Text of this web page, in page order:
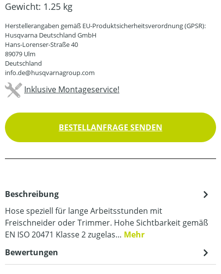
Gewicht: 1.25 kg
Herstellerangaben gemäß EU-Produktsicherheitsverordnung (GPSR):
Husqvarna Deutschland GmbH
Hans-Lorenser-Straße 40
89079 Ulm
Deutschland
info.de@husqvarnagroup.com
Inklusive Montageservice!
BESTELLANFRAGE SENDEN
Beschreibung
Hose speziell für lange Arbeitsstunden mit
Freischneider oder Trimmer. Hohe Sichtbarkeit gemäß
EN ISO 20471 Klasse 2 zugelas… Mehr
Bewertungen